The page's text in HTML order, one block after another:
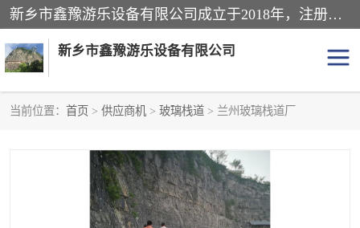
新乡市鑫豫游乐设备有限公司成立于2018年，注册地位于河南省。经营范围包括游乐设备、滑索、滑道、空中自行车、吊桥、拓展器材、攀岩器材、趣桥、悬崖秋千、网红桥、儿童乐园设备、水上乐园设备、丛林穿越设备、音乐呐喊设备、轨道滑车、栈道、玻璃滑道、观景平台、景观包装的设计、制造、销售、安装、维修，景区策划服务。
新乡市鑫豫游乐设备有限公司
当前位置： 首页 > 供应商机 > 玻璃栈道 > 兰州玻璃栈道厂
儿童乐园设备
水上乐园设备